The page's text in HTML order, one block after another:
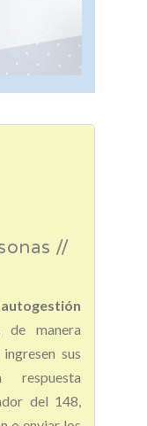
//
de manera
sus
del 148,